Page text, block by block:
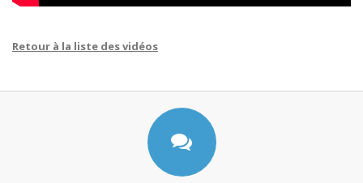
Retour à la liste des vidéos